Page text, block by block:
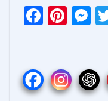
F
b
o
Pi
e
st
M
e
n